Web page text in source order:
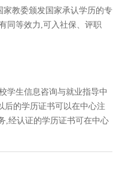
教委颁发国家承认学历的专
同等效力,可入社保、评职
学生信息咨询与就业指导中
后的学历证书可以在中心注
,经认证的学历证书可在中心